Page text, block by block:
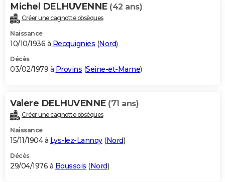
Michel DELHUVENNE (42 ans)
Créer une cagnotte obsèques
Naissance
10/10/1936 à Recquignies (Nord)
Décès
03/02/1979 à Provins (Seine-et-Marne)
Valere DELHUVENNE (71 ans)
Créer une cagnotte obsèques
Naissance
15/11/1904 à Lys-lez-Lannoy(Nord)
Décès
29/04/1976 à Boussois (Nord)